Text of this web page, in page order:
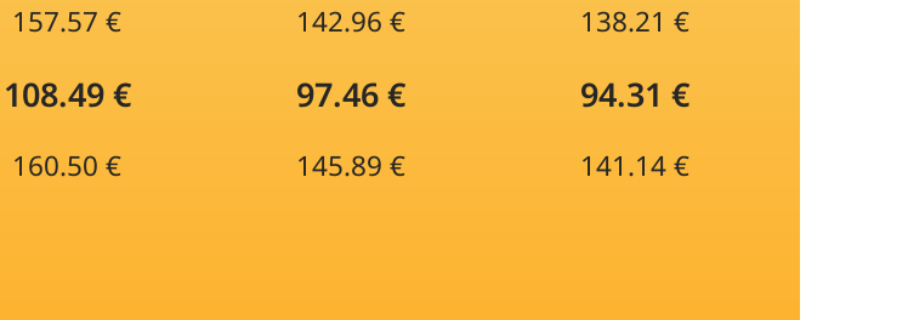
157.57 € 142.96 €
138.21 €
108.49 € 97.46 € 94.31 €
160.50 € 145.89 € 141.14 €